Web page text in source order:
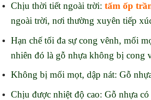
Chịu thời tiết ngoài trời: tấm ốp
ngoài trời, nơi thường xuyên tiếp
Hạn chế tối đa sự cong vênh, mối
nhiên đó là gỗ nhựa không bị cong
Không bị mối mọt, dập nát: Gỗ
Chịu được nhiệt độ cao: Gỗ nhựa